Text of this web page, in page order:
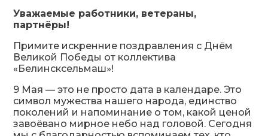
Уважаемые работники, ветераны,
партнёры!
Примите искренние поздравления с Днём
Великой Победы от коллектива
«Белинсксельмаш»!
9 Мая — это не просто дата в календаре. Это
символ мужества нашего народа, единство
поколений и напоминание о том, какой ценой
завоёвано мирное небо над головой. Сегодня